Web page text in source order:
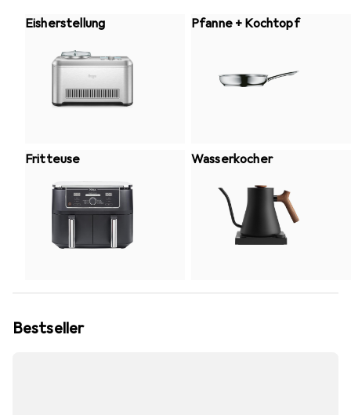
Eisherstellung Pfanne + Kochtopf
Fritteuse Wasserkocher
Bestseller